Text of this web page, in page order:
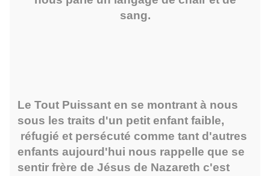
sang.
Le Tout Puissant en se montrant à nous
sous les traits d'un petit enfant faible,
réfugié et persécuté comme tant d'autres
enfants aujourd'hui nous rappelle que se
sentir frère de Jésus de Nazareth c'est